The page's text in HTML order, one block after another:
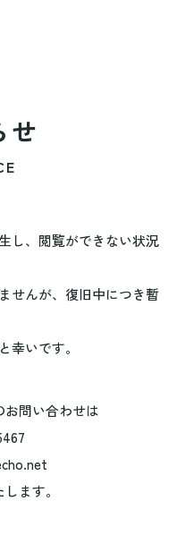
せ
し、閲覧ができない状況
せんが、復旧中につき暫
幸いです。
お問い合わせは
ます。